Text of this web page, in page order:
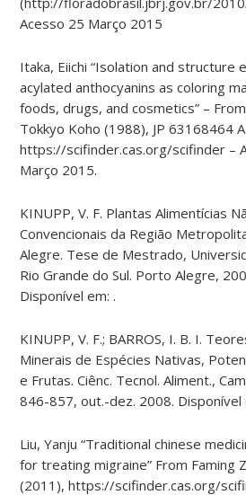
Acesso 25 Março 2015
Itaka, Eiichi “Isolation and structure
acylated anthocyanins as coloring
foods, drugs, and cosmetics” – From
Tokkyo Koho (1988), JP 63168464
https://scifinder.cas.org/scifinder –
Março 2015.
KINUPP, V. F. Plantas Alimentícias
Convencionais da Região
Alegre. Tese de Mestrado,
Rio Grande do Sul. Porto Alegre,
Disponível em: .
KINUPP, V. F.; BARROS, I. B. I.
Minerais de Espécies Nativas,
e Frutas. Ciênc. Tecnol. Aliment.,
846-857, out.-dez. 2008. Disponível
Liu, Yanju “Traditional chinese
for treating migraine” From Faming
(2011), https://scifinder.cas.org/